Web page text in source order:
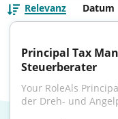
Relevanz Datum
Principal Tax
Steuerberater
Your RoleAls
der Dreh- und